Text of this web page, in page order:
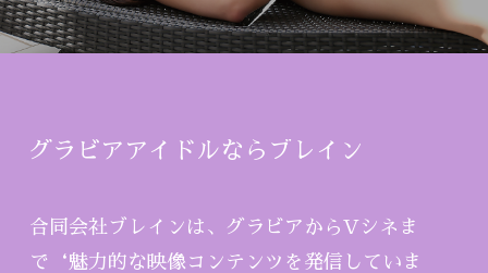
グラビアアイドルならブレイン
合同会社ブレインは、グラビアからVシネま
で‘魅力的な映像コンテンツを発信していま